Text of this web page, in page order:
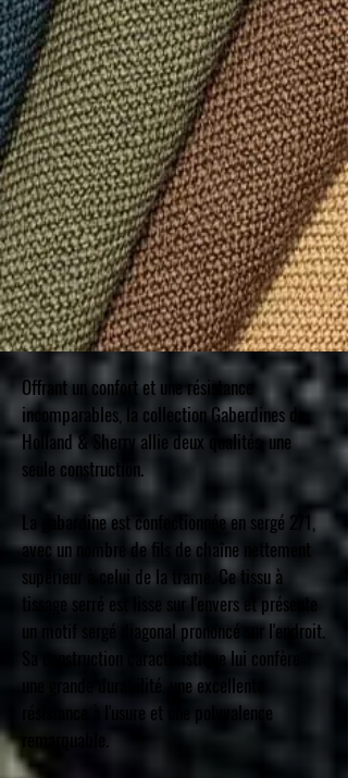
Offrant un confort et une résistance
incomparables, la collection Gaberdines de
Holland & Sherry allie deux qualités, une
seule construction.
La gabardine est confectionnée en sergé 2/1,
avec un nombre de fils de chaîne nettement
supérieur à celui de la trame. Ce tissu à
tissage serré est lisse sur l'envers et présente
un motif sergé diagonal prononcé sur l'endroit.
Sa construction caractéristique lui confère
une grande durabilité, une excellente
résistance à l'usure et une polyvalence
remarquable.